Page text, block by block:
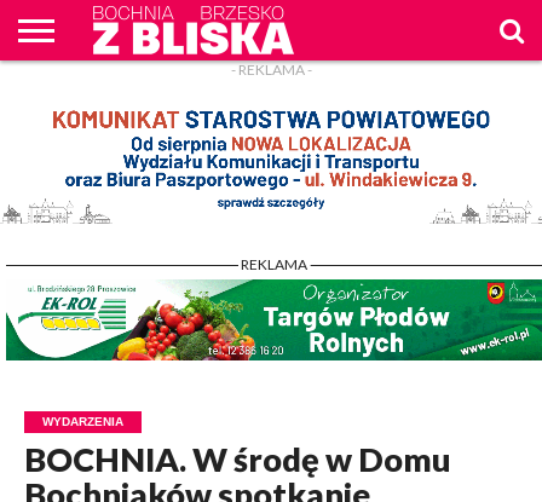
WPROST
REKLAM
- REKLAMA -
- REKLAMA -
WYDARZENIA
BOCHNIA. W środę w Domu
Bochniaków spotkanie